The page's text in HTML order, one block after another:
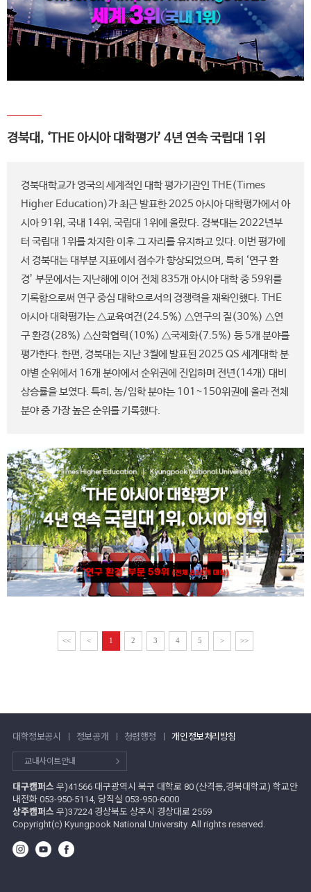
경북대, ‘THE 아시아 대학평가’ 4년 연속 국립대 1위
경북대학교가 영국의 세계적인 대학 평가기관인 THE(Times
Higher Education)가 최근 발표한 2025 아시아 대학평가에서 아
시아 91위, 국내 14위, 국립대 1위에 올랐다. 경북대는 2022년부
터 국립대 1위를 차지한 이후 그 자리를 유지하고 있다. 이번 평가에
서 경북대는 대부분 지표에서 점수가 향상되었으며, 특히 ‘연구 환
경’ 부문에서는 지난해에 이어 전체 835개 아시아 대학 중 59위를
기록함으로써 연구 중심 대학으로서의 경쟁력을 재확인했다. THE
아시아 대학평가는 △교육여건(24.5%) △연구의 질(30%) △연
구 환경(28%) △산학협력(10%) △국제화(7.5%) 등 5개 분야를
평가한다. 한편, 경북대는 지난 3월에 발표된 2025 QS 세계대학 분
야별 순위에서 16개 분야에서 순위권에 진입하며 전년(14개) 대비
상승률을 보였다. 특히, 농/임학 분야는 101~150위권에 올라 전체
분야 중 가장 높은 순위를 기록했다.
<< < 1 2 3 4 5 > >>
대학정보공시 정보공개 청렴행정 개인정보처리방침
교내사이트안내
대구캠퍼스 우)41566 대구광역시 북구 대학로 80 (산격동,경북대학교) 학교안
내전화 053-950-5114, 당직실 053-950-6000
상주캠퍼스 우)37224 경상북도 상주시 경상대로 2559
Copyright(c) Kyungpook National University. All rights reserved.